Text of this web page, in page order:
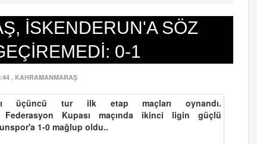
İSKENDERUN'A SÖZ
0-1
, KAHRAMANMARAŞ
üçüncü tur ilk etap maçları oynandı.
Federasyon Kupası maçında ikinci ligin güçlü
1-0 mağlup oldu..